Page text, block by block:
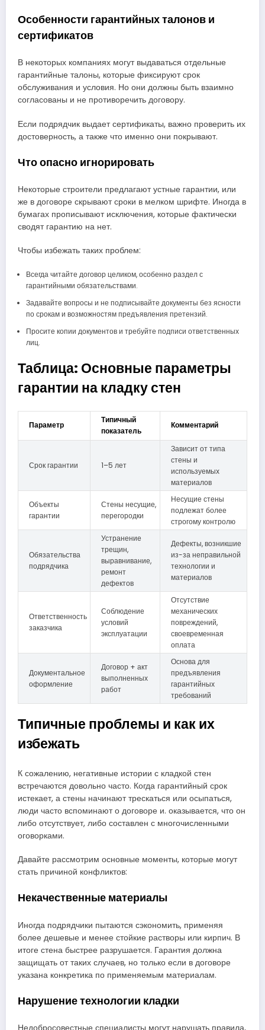
Особенности гарантийных талонов и
сертификатов
В некоторых компаниях могут выдаваться отдельные
гарантийные талоны, которые фиксируют срок
обслуживания и условия. Но они должны быть взаимно
согласованы и не противоречить договору.
Если подрядчик выдает сертификаты, важно проверить их
достоверность, а также что именно они покрывают.
Что опасно игнорировать
Некоторые строители предлагают устные гарантии, или
же в договоре скрывают сроки в мелком шрифте. Иногда в
бумагах прописывают исключения, которые фактически
сводят гарантию на нет.
Чтобы избежать таких проблем:
Всегда читайте договор целиком, особенно раздел с
гарантийными обязательствами.
Задавайте вопросы и не подписывайте документы без ясности
по срокам и возможностям предъявления претензий.
Просите копии документов и требуйте подписи ответственных
лиц.
Таблица: Основные параметры
гарантии на кладку стен
Параметр
Типичный
показатель
Комментарий
Срок гарантии 1–5 лет
Зависит от типа
стены и
используемых
материалов
Объекты
гарантии
Стены несущие,
перегородки
Несущие стены
подлежат более
строгому контролю
Обязательства
подрядчика
Устранение
трещин,
выравнивание,
ремонт
дефектов
Дефекты, возникшие
из-за неправильной
технологии и
материалов
Ответственность
заказчика
Соблюдение
условий
эксплуатации
Отсутствие
механических
повреждений,
своевременная
оплата
Документальное
оформление
Договор + акт
выполненных
работ
Основа для
предъявления
гарантийных
требований
Типичные проблемы и как их
избежать
К сожалению, негативные истории с кладкой стен
встречаются довольно часто. Когда гарантийный срок
истекает, а стены начинают трескаться или осыпаться,
люди часто вспоминают о договоре и. оказывается, что он
либо отсутствует, либо составлен с многочисленными
оговорками.
Давайте рассмотрим основные моменты, которые могут
стать причиной конфликтов:
Некачественные материалы
Иногда подрядчики пытаются сэкономить, применяя
более дешевые и менее стойкие растворы или кирпич. В
итоге стена быстрее разрушается. Гарантия должна
защищать от таких случаев, но только если в договоре
указана конкретика по применяемым материалам.
Нарушение технологии кладки